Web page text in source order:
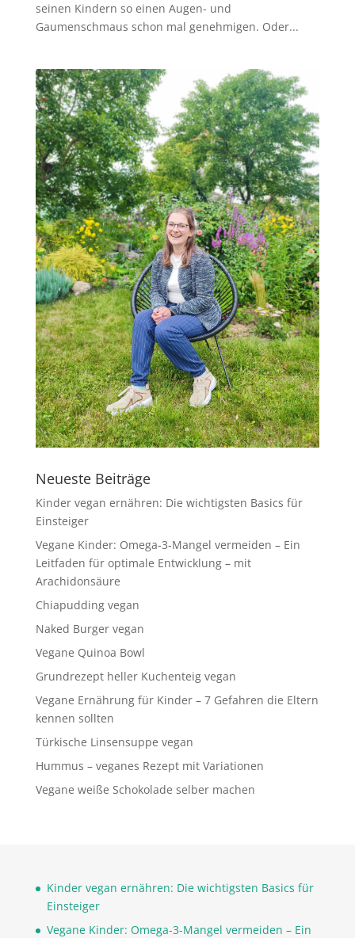
seinen Kindern so einen Augen- und
Gaumenschmaus schon mal genehmigen. Oder...
Neueste Beiträge
Kinder vegan ernähren: Die wichtigsten Basics für
Einsteiger
Vegane Kinder: Omega-3-Mangel vermeiden – Ein
Leitfaden für optimale Entwicklung – mit
Arachidonsäure
Chiapudding vegan
Naked Burger vegan
Vegane Quinoa Bowl
Grundrezept heller Kuchenteig vegan
Vegane Ernährung für Kinder – 7 Gefahren die Eltern
kennen sollten
Türkische Linsensuppe vegan
Hummus – veganes Rezept mit Variationen
Vegane weiße Schokolade selber machen
Kinder vegan ernähren: Die wichtigsten Basics für
Einsteiger
Vegane Kinder: Omega-3-Mangel vermeiden – Ein